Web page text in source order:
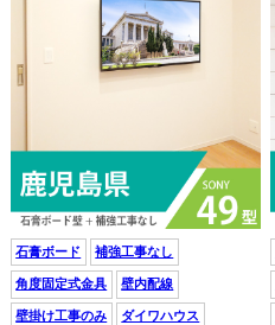
石膏ボード 補強工事なし
角度固定式金具 壁内配線
壁掛け工事のみ ダイワハウス